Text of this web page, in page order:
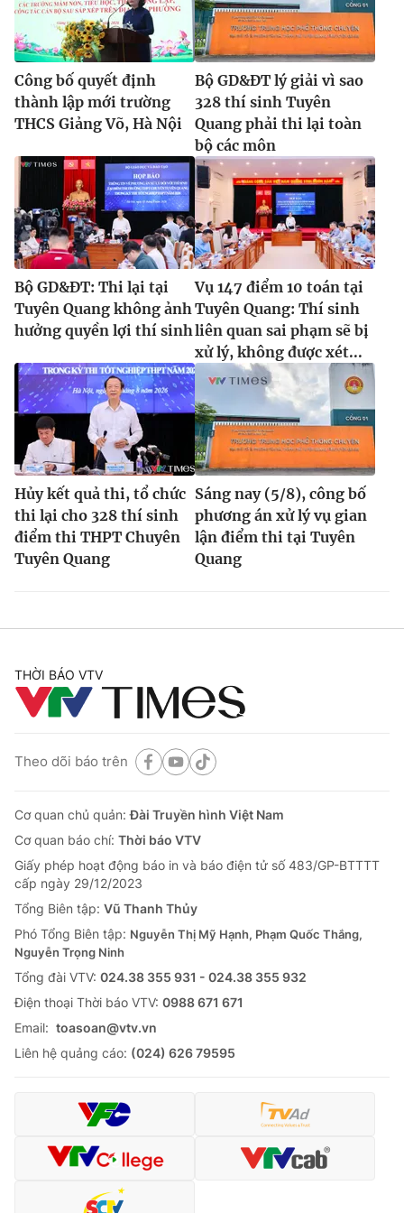
Công bố quyết định
thành lập mới trường
THCS Giảng Võ, Hà Nội
Bộ GD&ĐT lý giải vì sao
328 thí sinh Tuyên
Quang phải thi lại toàn
bộ các môn
Bộ GD&ĐT: Thi lại tại
Tuyên Quang không ảnh
hưởng quyền lợi thí sinh
Vụ 147 điểm 10 toán tại
Tuyên Quang: Thí sinh
liên quan sai phạm sẽ bị
xử lý, không được xét...
Hủy kết quả thi, tổ chức
thi lại cho 328 thí sinh
điểm thi THPT Chuyên
Tuyên Quang
Sáng nay (5/8), công bố
phương án xử lý vụ gian
lận điểm thi tại Tuyên
Quang
THỜI BÁO VTV
Theo dõi báo trên
Cơ quan chủ quản:Đài Truyền hình Việt Nam
Cơ quan báo chí: Thời báo VTV
Giấy phép hoạt động báo in và báo điện tử số 483/GP-BTTTT
cấp ngày 29/12/2023
Tổng Biên tập: Vũ Thanh Thủy
Phó Tổng Biên tập: Nguyễn Thị Mỹ Hạnh, Phạm Quốc Thắng,
Nguyễn Trọng Ninh
Tổng đài VTV: 024.38 355 931 - 024.38 355 932
Ðiện thoại Thời báo VTV: 0988 671 671
Email: toasoan@vtv.vn
Liên hệ quảng cáo: (024) 626 79595